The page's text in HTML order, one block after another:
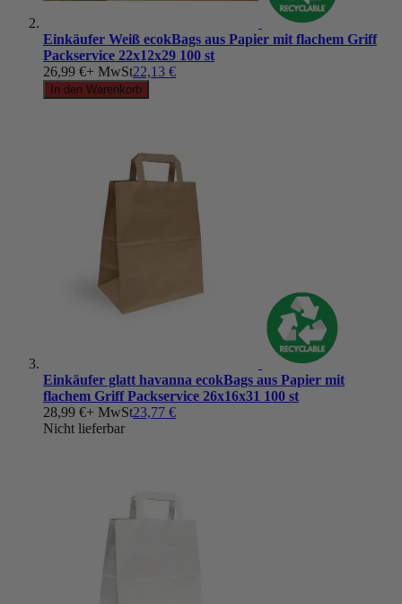
Einkäufer Weiß ecokBags aus Papier mit flachem Griff
Packservice 22x12x29 100 st
26,99 €+ MwSt22,13 €
In den Warenkorb
Einkäufer glatt havanna ecokBags aus Papier mit
flachem Griff Packservice 26x16x31 100 st
28,99 €+ MwSt23,77 €
Nicht lieferbar